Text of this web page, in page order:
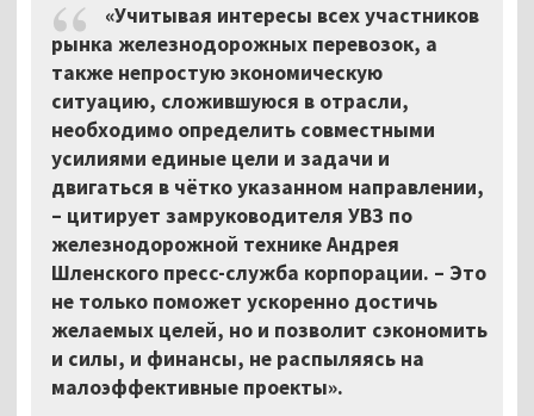
«Учитывая интересы всех участников
рынка железнодорожных перевозок, а
также непростую экономическую
ситуацию, сложившуюся в отрасли,
необходимо определить совместными
усилиями единые цели и задачи и
двигаться в чётко указанном направлении,
– цитирует замруководителя УВЗ по
железнодорожной технике Андрея
Шленского пресс-служба корпорации. – Это
не только поможет ускоренно достичь
желаемых целей, но и позволит сэкономить
и силы, и финансы, не распыляясь на
малоэффективные проекты».